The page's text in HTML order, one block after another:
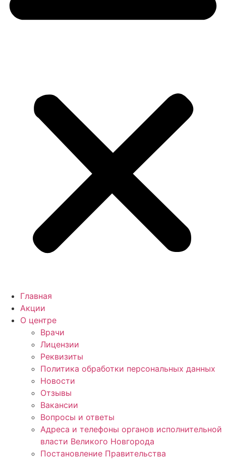
Главная
Акции
О центре
Врачи
Лицензии
Реквизиты
Политика обработки персональных данных
Новости
Отзывы
Вакансии
Вопросы и ответы
Адреса и телефоны органов исполнительной
власти Великого Новгорода
Постановление Правительства